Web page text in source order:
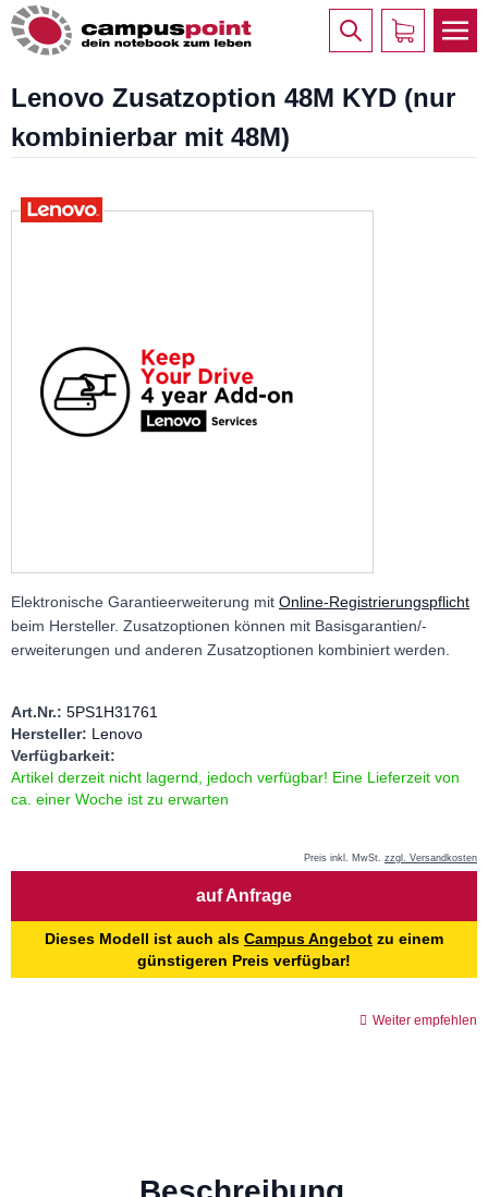
Lenovo Zusatzoption 48M KYD (nur
kombinierbar mit 48M)
Elektronische Garantieerweiterung mit Online-Registrierungspflicht
beim Hersteller. Zusatzoptionen können mit Basisgarantien/-
erweiterungen und anderen Zusatzoptionen kombiniert werden.
Art.Nr.: 5PS1H31761
Hersteller: Lenovo
Verfügbarkeit:
Artikel derzeit nicht lagernd, jedoch verfügbar! Eine Lieferzeit von
ca. einer Woche ist zu erwarten
Preis inkl. MwSt. zzgl. Versandkosten
auf Anfrage
Dieses Modell ist auch als Campus Angebot zu einem
günstigeren Preis verfügbar!
Weiter empfehlen